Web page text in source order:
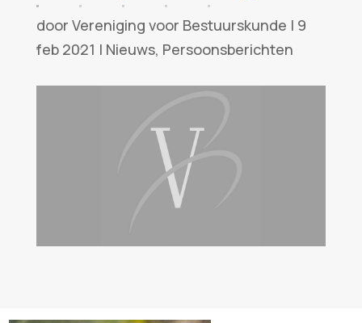
door Vereniging voor Bestuurskunde | 9
feb 2021 | Nieuws, Persoonsberichten